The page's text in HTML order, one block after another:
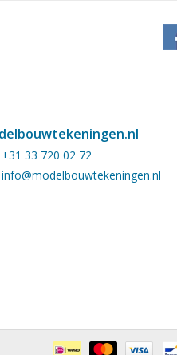
+31 33 720 02 72
info@modelbouwtekeningen.nl